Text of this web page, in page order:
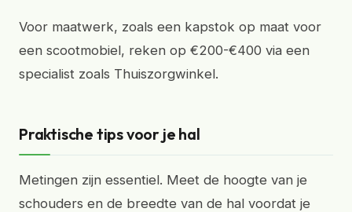
Voor maatwerk, zoals een kapstok op maat voor
een scootmobiel, reken op €200-€400 via een
specialist zoals Thuiszorgwinkel.
Praktische tips voor je hal
Metingen zijn essentiel. Meet de hoogte van je
schouders en de breedte van de hal voordat je